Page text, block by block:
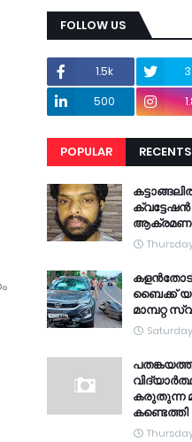
FOLLOW US
1.5k
500
POPULAR RECENTS
RECENTS
ആക്രമണം:
കളൻതോട്
ബൈക്ക്
മാമ്പറ്റ
കരുതുന്ന
കണ്ടെത്തി